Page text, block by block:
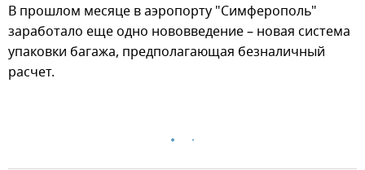
В прошлом месяце в аэропорту "Симферополь"
заработало еще одно нововведение – новая система
упаковки багажа, предполагающая безналичный
расчет.